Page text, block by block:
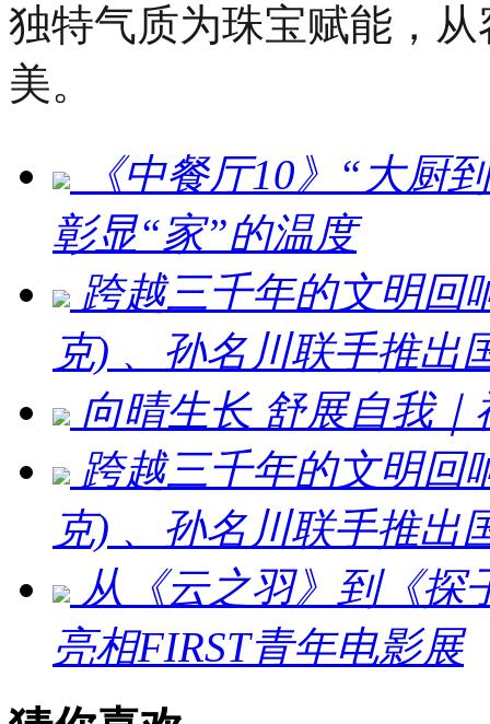
独特气质为珠宝赋能，
美。
《中餐厅10》“大厨
彰显“家”的温度
跨越三千年的文明回
克) 、孙名川联手推出
向晴生长 舒展自我
跨越三千年的文明回
克) 、孙名川联手推出
从《云之羽》到《探
亮相FIRST青年电影展